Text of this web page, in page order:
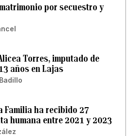
por secuestro y
Torres, imputado de
años en Lajas
Familia ha recibido 27
humana entre 2021 y 2023